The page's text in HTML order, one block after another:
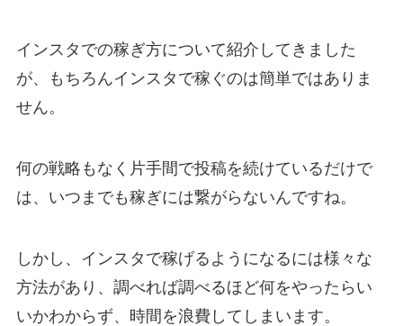
インスタでの稼ぎ方について紹介してきました
が、もちろんインスタで稼ぐのは簡単ではありま
せん。
何の戦略もなく片手間で投稿を続けているだけで
は、いつまでも稼ぎには繋がらないんですね。
しかし、インスタで稼げるようになるには様々な
方法があり、調べれば調べるほど何をやったらい
いかわからず、時間を浪費してしまいます。